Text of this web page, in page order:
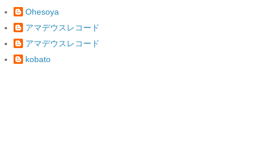
Ohesoya
アマデウスレコード
アマデウスレコード
kobato